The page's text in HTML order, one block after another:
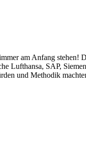
am Anfang stehen!
Lufthansa, SAP,
und Methodik